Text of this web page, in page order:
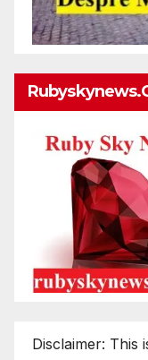
Disclaimer: This